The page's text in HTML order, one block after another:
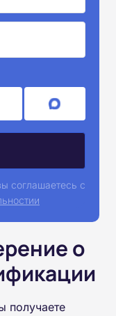
соглашаетесь с
о
получаете